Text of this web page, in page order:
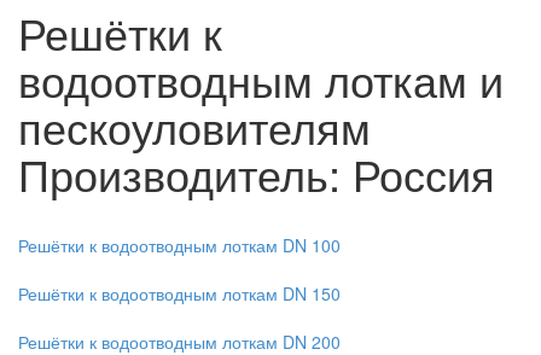
Решётки к
водоотводным лоткам и
пескоуловителям
Производитель: Россия
Решётки к водоотводным лоткам DN 100
Решётки к водоотводным лоткам DN 150
Решётки к водоотводным лоткам DN 200